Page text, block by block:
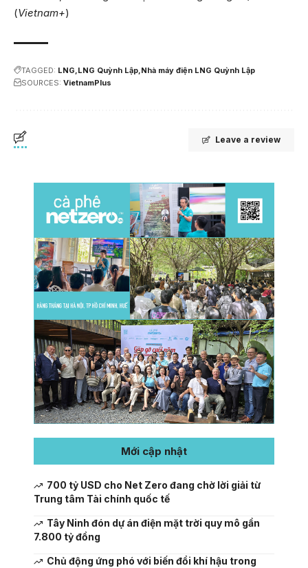
(Vietnam+)
TAGGED: LNG LNG Quỳnh Lập Nhà máy điện LNG Quỳnh Lập
SOURCES: VietnamPlus
Leave a review
Mới cập nhật
700 tỷ USD cho Net Zero đang chờ lời giải từ
Trung tâm Tài chính quốc tế
Tây Ninh đón dự án điện mặt trời quy mô gần
7.800 tỷ đồng
Chủ động ứng phó với biến đổi khí hậu trong